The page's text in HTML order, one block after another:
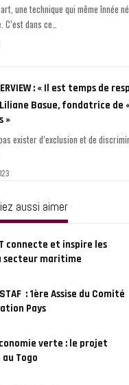
une technique qui même înnée
C’est dans ce
: « Il est temps de
Basue, fondatrice de
»
exister d’exclusion et de
aussi aimer
connecte et inspire les
secteur maritime
: 1ère Assise du Comité
Pays
verte : le projet
au Togo